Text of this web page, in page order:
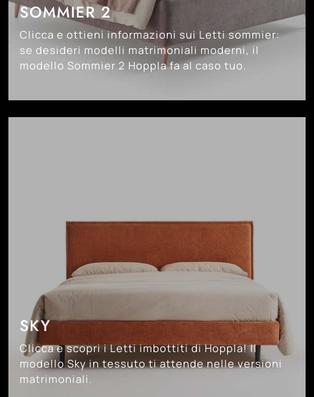
SOMMIER 2
Clicca e ottieni informazioni sui Letti sommier:
se desideri modelli matrimoniali moderni, il
modello Sommier 2 Hoppla fa al caso tuo.
SKY
Clicca e scopri i Letti imbottiti di Hoppla! Il
modello Sky in tessuto ti attende nelle versioni
matrimoniali.